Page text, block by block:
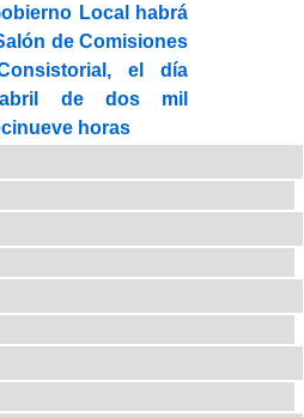
Local habrá
de Comisiones
el día
de dos mil
horas